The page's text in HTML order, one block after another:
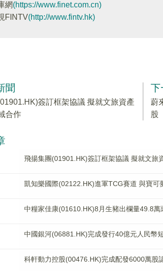
網(https://www.finet.com.cn)
FINTV(http://www.fintv.hk)
聞
簽訂框架協議 擬就文旅資產
合作
下
蔚
股
飛揚集團(01901.HK)簽訂框架協議 擬就文旅
凱知樂國際(02122.HK)進軍TCG賽道 與寶可
中糧家佳康(01610.HK)8月生豬出欄量49.8萬
中國銀河(06881.HK)完成發行40億元人民幣
科軒動力控股(00476.HK)完成配發6000萬股